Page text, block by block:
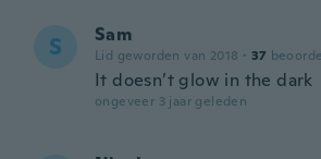
S Sam
Lid geworden van 2018 · 37
It doesn’t glow in the dark
ongeveer 3 jaar geleden